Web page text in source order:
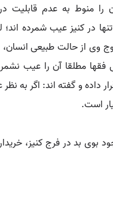
منوط به عدم قابلیت
تنها در کنیز عیب شمرده
وی از حالت طبیعی
داده و گفته اند: اگر به
است.
بوی بد در فرج کنیز،